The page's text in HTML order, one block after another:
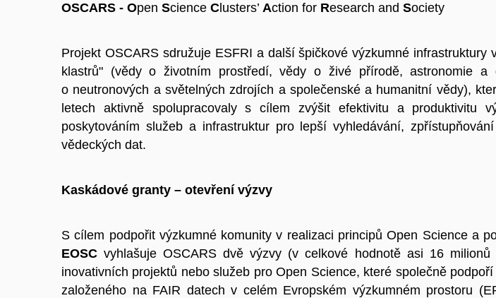
OSCARS - Open Science C lusters’ Action for Research and Society
Projekt OSCARS sdružuje ESFRI a další špičkové výzkumné infrastruktury
klastrů" (vědy o životním prostředí, vědy o živé přírodě, astronomie a
o neutronových a světelných zdrojích a společenské a humanitní vědy),
letech aktivně spolupracovaly s cílem zvýšit efektivitu a produktivitu
poskytováním služeb a infrastruktur pro lepší vyhledávání,
vědeckých dat.
Kaskádové granty – otevření výzvy
S cílem podpořit výzkumné komunity v realizaci principů Open Science a
EOSCvyhlašuje OSCARS dvě výzvy (v celkové hodnotě asi 16
inovativních projektů nebo služeb pro Open Science, které společně
založeného na FAIR datech v celém Evropském výzkumném prostoru